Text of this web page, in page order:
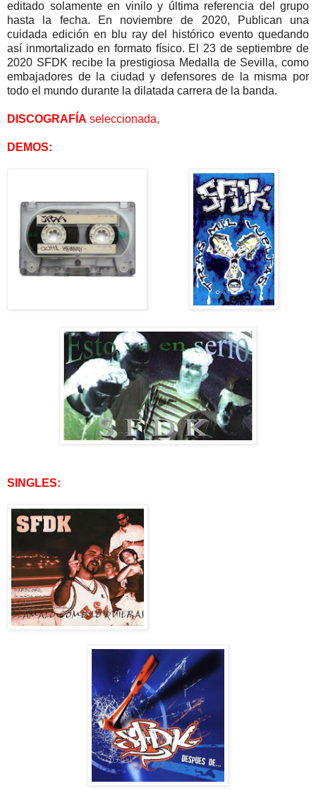
editado solamente en vinilo y última referencia del grupo
hasta la fecha. En noviembre de 2020, Publican una
cuidada edición en blu ray del histórico evento quedando
así inmortalizado en formato físico. El 23 de septiembre de
2020 SFDK recibe la prestigiosa Medalla de Sevilla, como
embajadores de la ciudad y defensores de la misma por
todo el mundo durante la dilatada carrera de la banda.
DISCOGRAFÍA seleccionada,
DEMOS:
SINGLES: